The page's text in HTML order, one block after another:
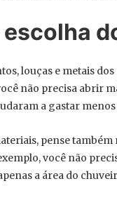
louças e metais
não precisa abrir
a gastar
pense
você não
a área do